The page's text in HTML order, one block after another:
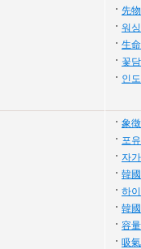
先
워
生
꽃담
인
象
포
자
韓
하
韓
容
吸